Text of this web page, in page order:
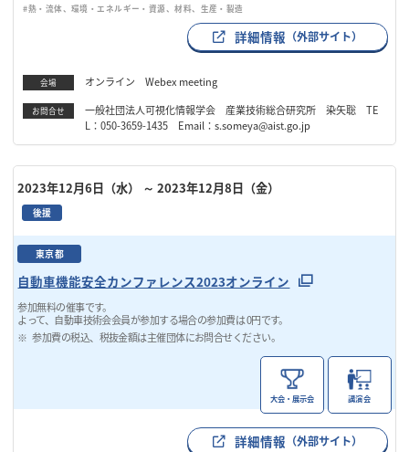
#熱・流体、環境・エネルギー・資源、材料、生産・製造
詳細情報 （外部サイト）
会場 オンライン Webex meeting
お問合せ
一般社団法人可視化情報学会 産業技術総合研究所 染矢聡 TE
L：050-3659-1435 Email：s.someya@aist.go.jp
2023年12月6日（水） ～ 2023年12月8日（金）
後援
東京都
自動車機能安全カンファレンス2023オンライン
参加無料の催事です。
よって、自動車技術会会員が参加する場合の参加費は 0円です。
参加費の税込、税抜金額は主催団体にお問合せください。
大会・展示会 講演会
詳細情報 （外部サイト）